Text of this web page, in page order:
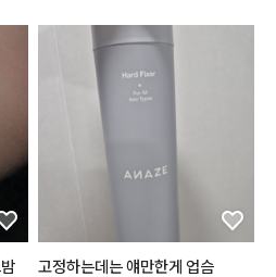
더가 입술 주름 사이를
부드럽게 매꿔주어 매끈하고 보송
을 연출해줘요
그래서 묻어남도 적고 사용감도 편
할 수 있다는 거 😘
#광고 #벨벳틴트#립메이크업
재구매했습니다! 그동안 수많은 매
트 립을 거쳐 갔지만 결국 다시 이
제품을 찾게 된 건 대체 불가능한
독보적인 제품력 때문입니다.
처음 쓰던 제품을 1년 동안 꾸준히
느낌 없이 마지막까지 입술 편안하
뜯어보니 역시 그 보송하고 포슬한
감성이 그대로네요. 뻑뻑하거나 건
조하게 조여오는 매트 립이 아니라,
고정하는데는 얘만한게 업슴